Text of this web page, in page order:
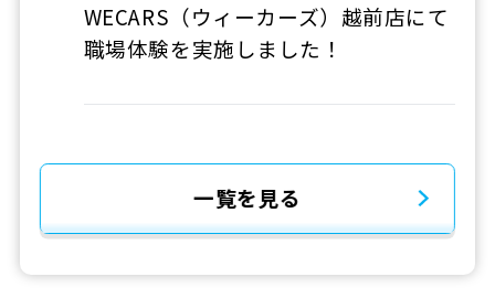
一覧を見る
WECARS（ウィーカーズ）越前店にて
職場体験を実施しました！